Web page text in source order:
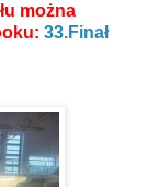
można
33.Finał